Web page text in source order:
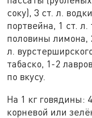
соку), 3 ст. л.
портвейна, 1 ст. л.
половины лимона,
л.
табаско, 1-2
по вкусу.
На 1 кг говядины:
корневой или